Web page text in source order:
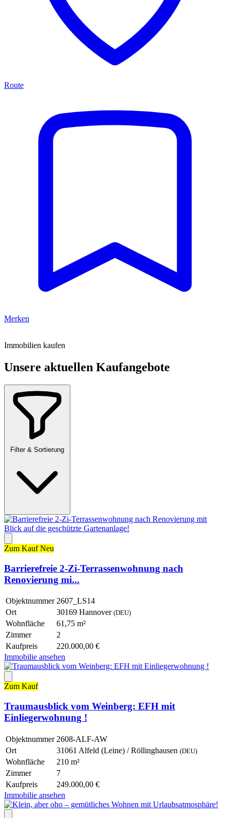
Route
Merken
Immobilien kaufen
Unsere aktuellen Kaufangebote
Filter & Sortierung
Zum KaufNeu
Barrierefreie 2-Zi-Terrassenwohnung nach
Renovierung mi...
Objektnummer 2607_LS14
Ort
30169 Hannover (DEU)
Wohnfläche
61,75 m²
Zimmer
2
Kaufpreis
220.000,00 €
Immobilie ansehen
Zum Kauf
Traumausblick vom Weinberg: EFH mit
Einliegerwohnung !
Objektnummer 2608-ALF-AW
Ort
31061 Alfeld (Leine) / Röllinghausen (DEU)
Wohnfläche
210 m²
Zimmer
7
Kaufpreis
249.000,00 €
Immobilie ansehen